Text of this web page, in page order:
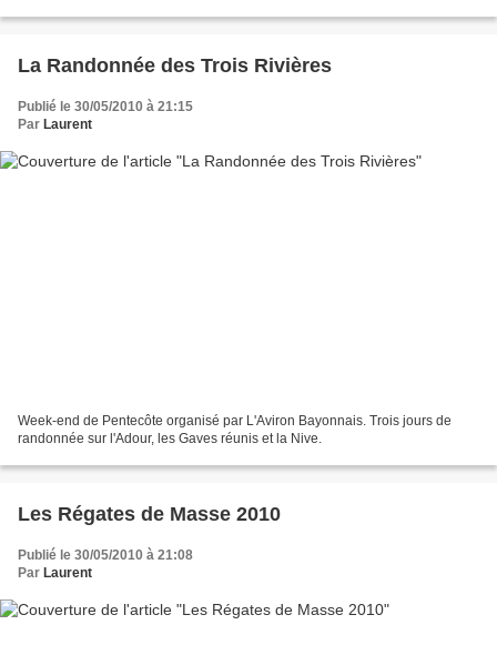
La Randonnée des Trois Rivières
Publié le 30/05/2010 à 21:15
Par Laurent
Week-end de Pentecôte organisé par L'Aviron Bayonnais. Trois jours de
randonnée sur l'Adour, les Gaves réunis et la Nive.
Les Régates de Masse 2010
Publié le 30/05/2010 à 21:08
Par Laurent